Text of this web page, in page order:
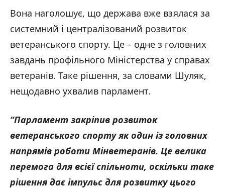
Вона наголошує, що держава вже взялася за
системний і централізований розвиток
ветеранського спорту. Це – одне з головних
завдань профільного Міністерства у справах
ветеранів. Таке рішення, за словами Шуляк,
нещодавно ухвалив парламент.
“Парламент закріпив розвиток
ветеранського спорту як один із головних
напрямів роботи Мінветеранів. Це велика
перемога для всієї спільноти, оскільки таке
рішення дає імпульс для розвитку цього